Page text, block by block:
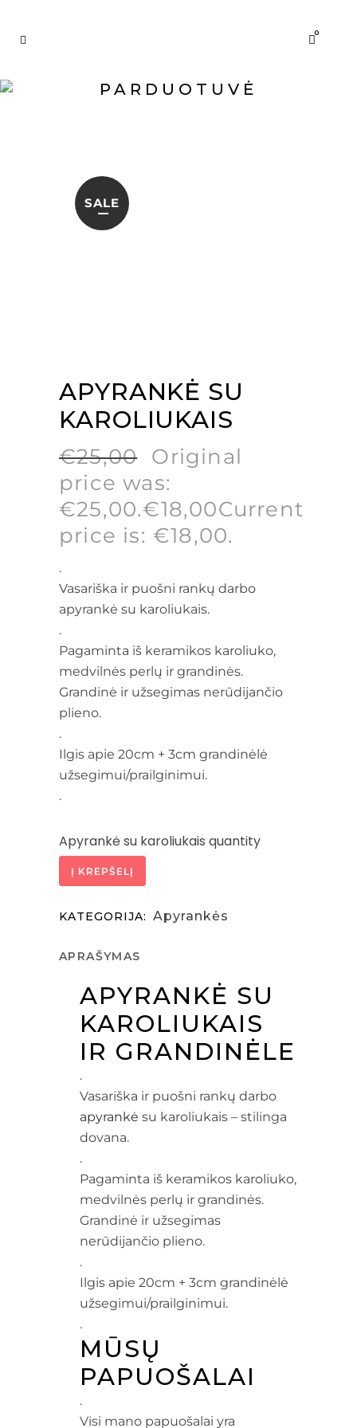
0
PARDUOTUVĖ
SALE
APYRANKĖ SU
KAROLIUKAIS
€25,00 Original
price was:
€25,00.€18,00Current
price is: €18,00.
.
Vasariška ir puošni rankų darbo
apyrankė su karoliukais.
.
Pagaminta iš keramikos karoliuko,
medvilnės perlų ir grandinės.
Grandinė ir užsegimas nerūdijančio
plieno.
.
Ilgis apie 20cm + 3cm grandinėlė
užsegimui/prailginimui.
.
Apyrankė su karoliukais quantity
Į KREPŠELĮ
KATEGORIJA: Apyrankės
APRAŠYMAS
APYRANKĖ SU
KAROLIUKAIS
IR GRANDINĖLE
.
Vasariška ir puošni rankų darbo
apyrankė su karoliukais – stilinga
dovana.
.
Pagaminta iš keramikos karoliuko,
medvilnės perlų ir grandinės.
Grandinė ir užsegimas
nerūdijančio plieno.
.
Ilgis apie 20cm + 3cm grandinėlė
užsegimui/prailginimui.
.
MŪSŲ
PAPUOŠALAI
.
Visi mano papuošalai yra